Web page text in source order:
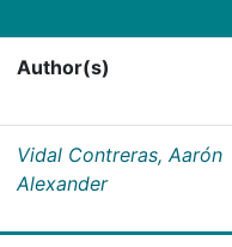
Author(s)
Vidal Contreras, Aarón
Alexander